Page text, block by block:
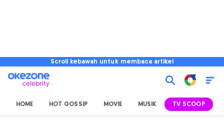
Scroll kebawah untuk membaca artikel
HOME HOT GOSSIP MOVIE MUSIK TV SCOOP